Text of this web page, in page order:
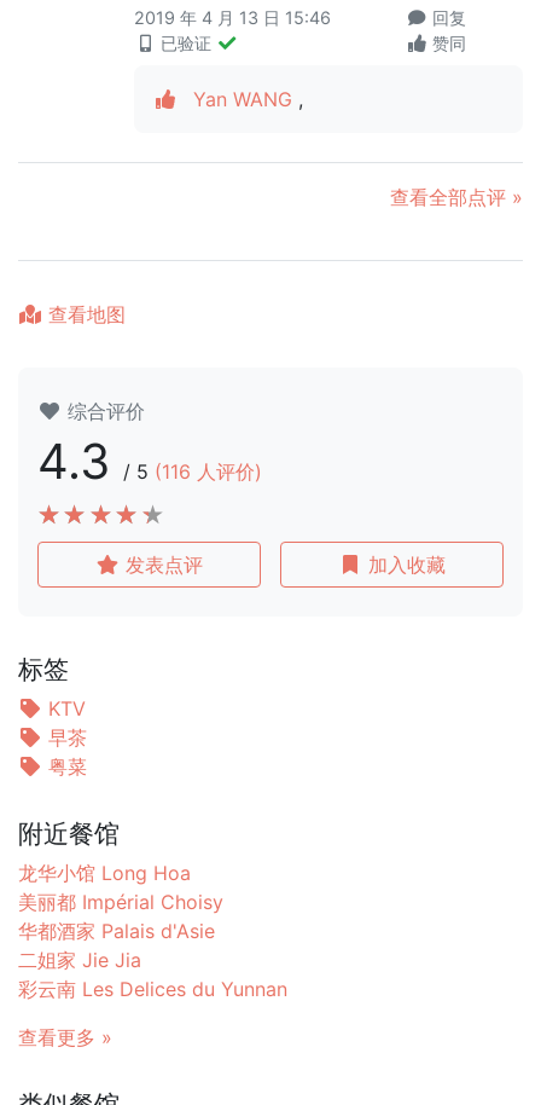
2019 年 4 月 13 日 15:46
已验证
回复
赞同
Yan WANG ,
查看全部点评 »
查看地图
综合评价
4.3 / 5 (116 人评价)
发表点评 加入收藏
标签
KTV
早茶
粤菜
附近餐馆
龙华小馆 Long Hoa
美丽都 Impérial Choisy
华都酒家 Palais d'Asie
二姐家 Jie Jia
彩云南 Les Delices du Yunnan
查看更多 »